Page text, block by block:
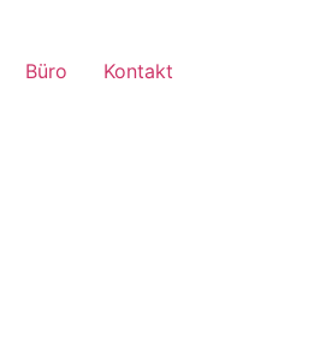
Büro Kontakt